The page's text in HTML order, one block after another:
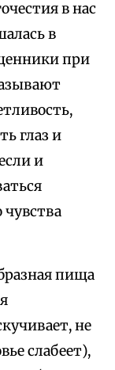
в нас
в
при
глаз и
и
пища
не
слабеет),